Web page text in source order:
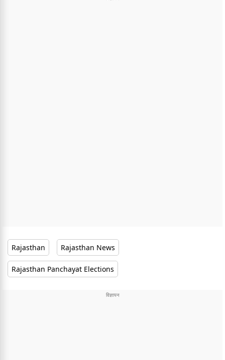
Rajasthan Rajasthan News
Rajasthan Panchayat Elections